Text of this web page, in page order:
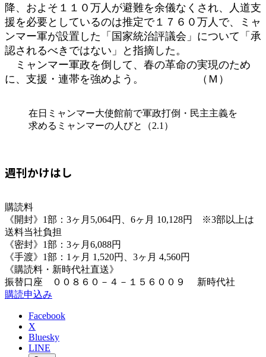
降、およそ１１０万人が避難を余儀なくされ、人道支
援を必要としているのは推定で１７６０万人で、ミャ
ンマー軍が設置した「国家統治評議会」について「承
認されるべきではない」と指摘した。
ミャンマー軍政を倒して、春の革命の実現のため
に、支援・連帯を強めよう。 （Ｍ）
在日ミャンマー大使館前で軍政打倒・民主主義を
求めるミャンマーの人びと（2.1）
週刊かけはし
購読料
《開封》1部：3ヶ月5,064円、6ヶ月 10,128円 ※3部以上は
送料当社負担
《密封》1部：3ヶ月6,088円
《手渡》1部：1ヶ月 1,520円、3ヶ月 4,560円
《購読料・新時代社直送》
振替口座 ００８６０－４－１５６００９ 新時代社
購読申込み
Facebook
X
Bluesky
LINE